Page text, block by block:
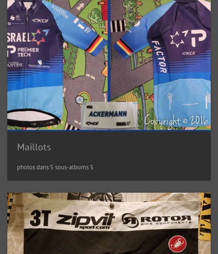
Maillots
5 photos dans 5 sous-albums